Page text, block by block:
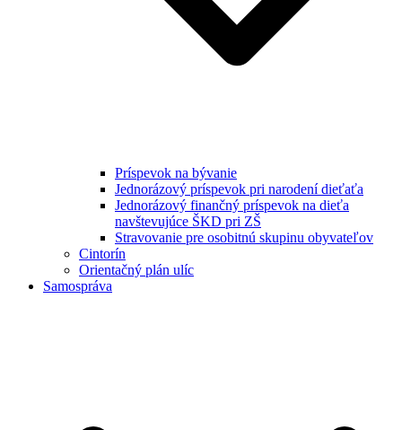
Príspevok na bývanie
Jednorázový príspevok pri narodení dieťaťa
Jednorázový finančný príspevok na dieťa
navštevujúce ŠKD pri ZŠ
Stravovanie pre osobitnú skupinu obyvateľov
Cintorín
Orientačný plán ulíc
Samospráva